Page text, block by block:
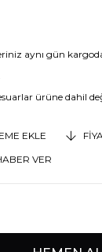
aynı gün
ürüne dahil
EKLE
VER